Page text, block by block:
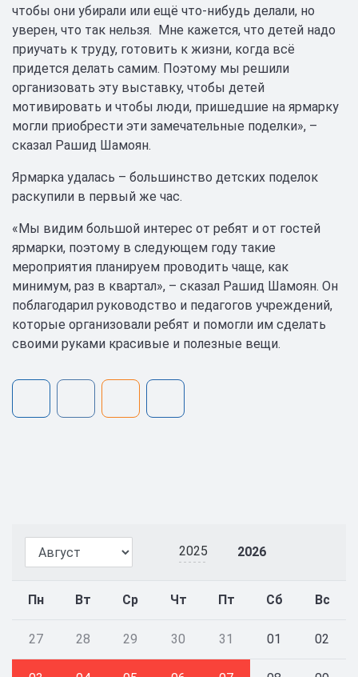
2025 2026
Пн Вт Ср Чт Пт Сб Вс
27 28 29 30 31 01 02
чтобы они убирали или ещё что-нибудь делали, но
уверен, что так нельзя. Мне кажется, что детей надо
приучать к труду, готовить к жизни, когда всё
придется делать самим. Поэтому мы решили
организовать эту выставку, чтобы детей
мотивировать и чтобы люди, пришедшие на ярмарку
могли приобрести эти замечательные поделки», –
сказал Рашид Шамоян.
Ярмарка удалась – большинство детских поделок
раскупили в первый же час.
«Мы видим большой интерес от ребят и от гостей
ярмарки, поэтому в следующем году такие
мероприятия планируем проводить чаще, как
минимум, раз в квартал», – сказал Рашид Шамоян. Он
поблагодарил руководство и педагогов учреждений,
которые организовали ребят и помогли им сделать
своими руками красивые и полезные вещи.